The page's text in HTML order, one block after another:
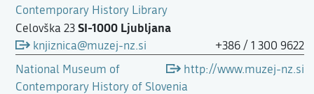
Contemporary History Library
Celovška 23 SI-1000 Ljubljana
+386 / 1 300 9622
knjiznica@muzej-nz.si
http://www.muzej-nz.si
National Museum of
Contemporary History of Slovenia